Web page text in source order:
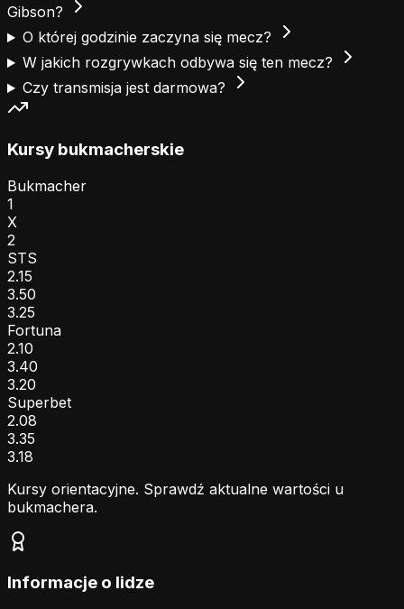
Gibson?
O której godzinie zaczyna się mecz?
W jakich rozgrywkach odbywa się ten mecz?
Czy transmisja jest darmowa?
Kursy bukmacherskie
Bukmacher
1
X
2
STS
2.15
3.50
3.25
Fortuna
2.10
3.40
3.20
Superbet
2.08
3.35
3.18
Kursy orientacyjne. Sprawdź aktualne wartości u
bukmachera.
Informacje o lidze